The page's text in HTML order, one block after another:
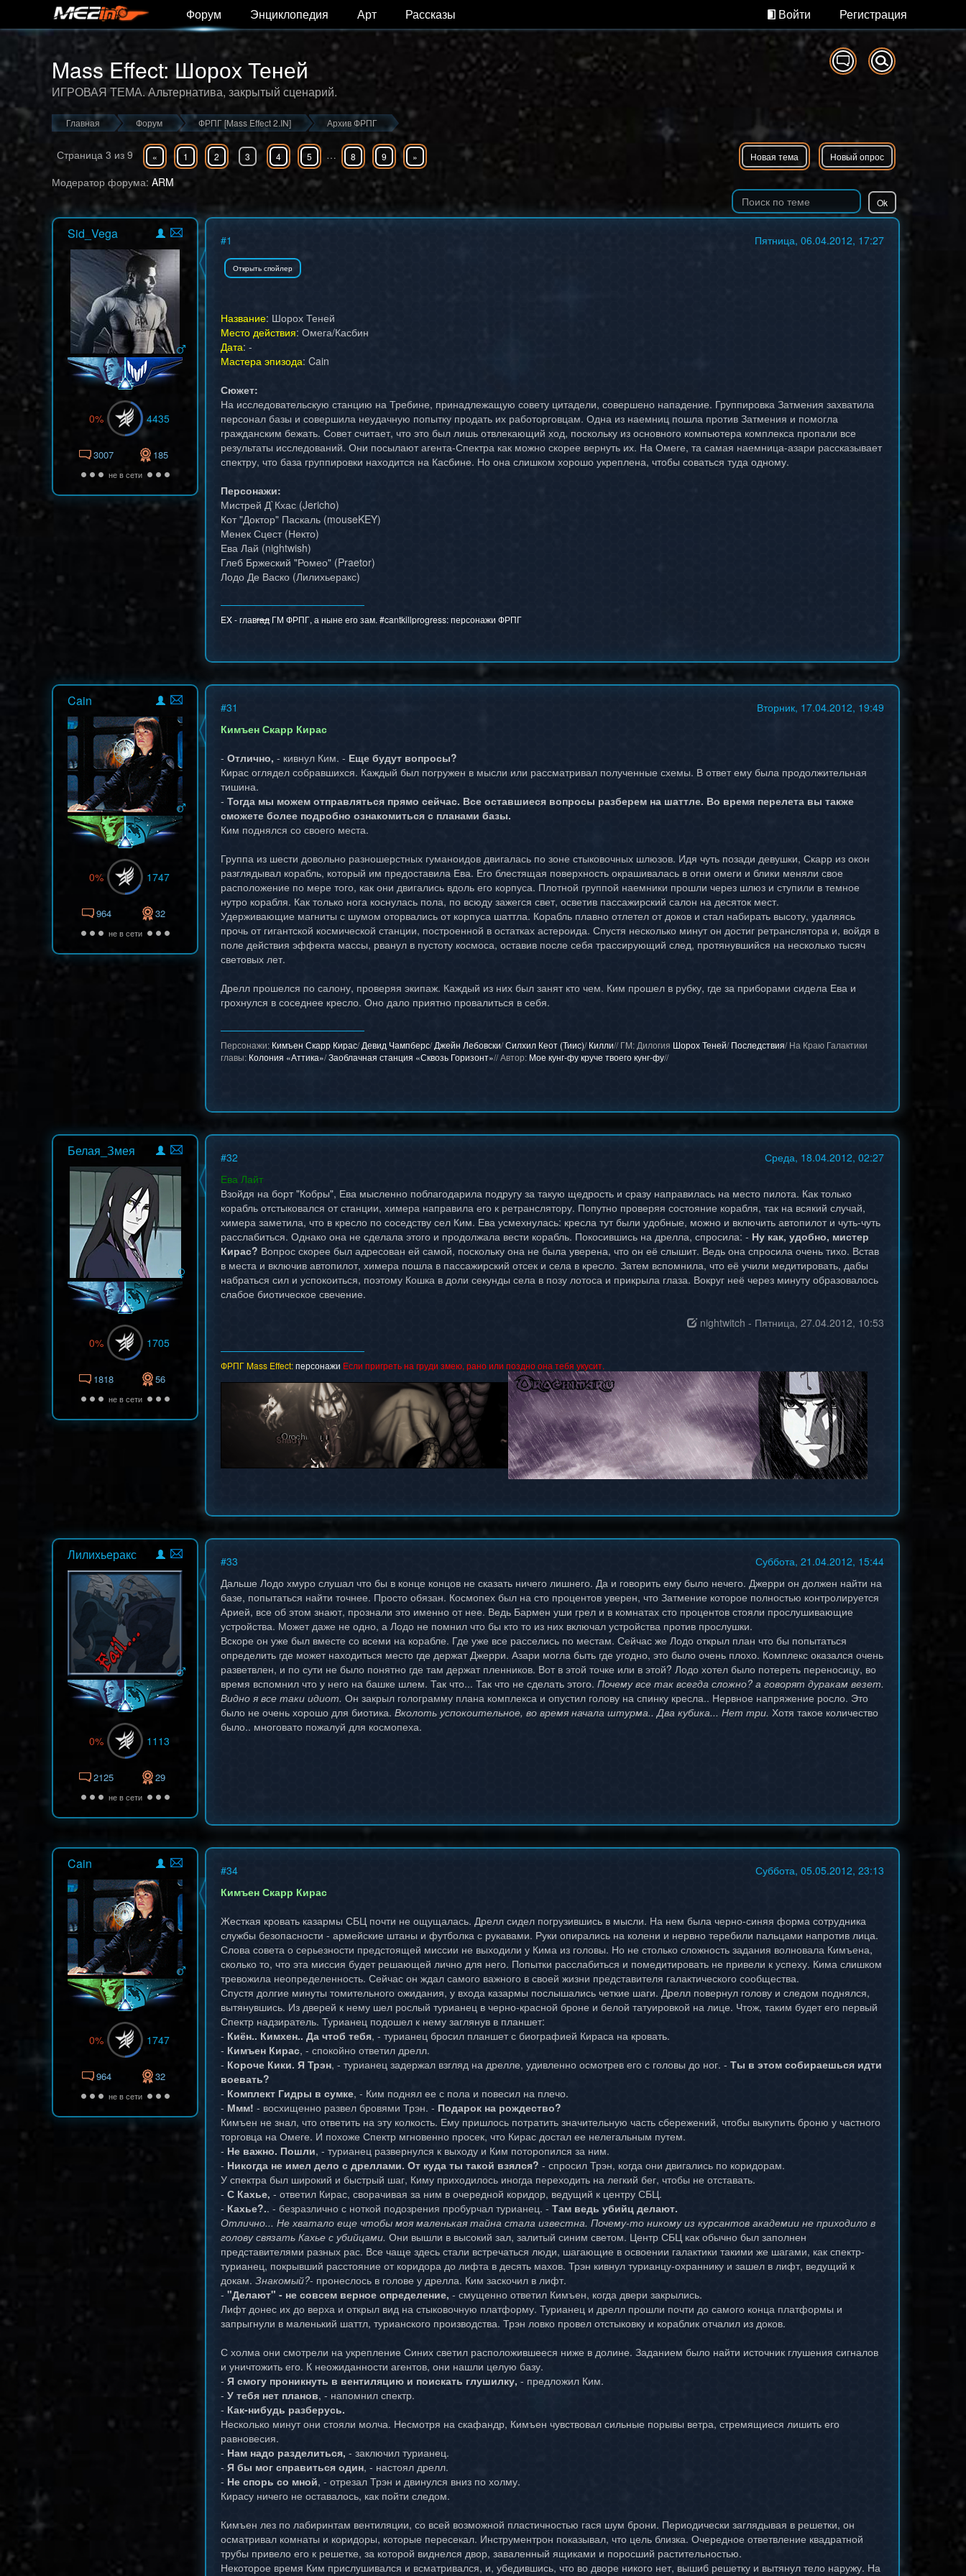
Форум Энциклопедия Арт Рассказы Войти Регистрация
Mass Effect: Шорох Теней
ИГРОВАЯ ТЕМА. Альтернатива, закрытый сценарий.
Главная Форум ФРПГ [Mass Effect 2.IN] Архив ФРПГ
Страница 3 из 9 « 1 2 3 4 5 … 8 9 » Новая тема Новый опрос
Модератор форума: ARM
Sid_Vega
0% 4435
3007 185
не в сети
#1 Пятница, 06.04.2012, 17:27
Название: Шорох Теней
Место действия: Омега/Касбин
Дата: -
Мастера эпизода: Cain
Сюжет:
На исследовательскую станцию на Требине, принадлежащую совету цитадели, совершено нападение. Группировка Затмения захватила
персонал базы и совершила неудачную попытку продать их работорговцам. Одна из наемниц пошла против Затмения и помогла
гражданским бежать. Совет считает, что это был лишь отвлекающий ход, поскольку из основного компьютера комплекса пропали все
результаты исследований. Они посылают агента-Спектра как можно скорее вернуть их. На Омеге, та самая наемница-азари рассказывает
спектру, что база группировки находится на Касбине. Но она слишком хорошо укреплена, чтобы соваться туда одному.
Персонажи:
Мистрей Д`Кхас (Jericho)
Кот "Доктор" Паскаль (mouseKEY)
Менек Сцест (Некто)
Ева Лай (nightwish)
Глеб Бржеский "Ромео" (Praetor)
Лодо Де Васко (Лилихьеракс)
EX - главгад ГМ ФРПГ, а ныне его зам. #cantkillprogress:персонажи ФРПГ
Cain
0% 1747
964 32
не в сети
#31
Вторник, 17.04.2012, 19:49
Кимъен Скарр Кирас
- Отлично, - кивнул Ким. - Еще будут вопросы?
Кирас оглядел собравшихся. Каждый был погружен в мысли или рассматривал полученные схемы. В ответ ему была продолжительная
тишина.
- Тогда мы можем отправляться прямо сейчас. Все оставшиеся вопросы разберем на шаттле. Во время перелета вы также
сможете более подробно ознакомиться с планами базы.
Ким поднялся со своего места.
Группа из шести довольно разношерстных гуманоидов двигалась по зоне стыковочных шлюзов. Идя чуть позади девушки, Скарр из окон
разглядывал корабль, который им предоставила Ева. Его блестящая поверхность окрашивалась в огни омеги и блики меняли свое
расположение по мере того, как они двигались вдоль его корпуса. Плотной группой наемники прошли через шлюз и ступили в темное
нутро корабля. Как только нога коснулась пола, по всюду зажегся свет, осветив пассажирский салон на десяток мест.
Удерживающие магниты с шумом оторвались от корпуса шаттла. Корабль плавно отлетел от доков и стал набирать высоту, удаляясь
прочь от гигантской космической станции, построенной в остатках астероида. Спустя несколько минут он достиг ретранслятора и, войдя в
поле действия эффекта массы, рванул в пустоту космоса, оставив после себя трассирующий след, протянувшийся на несколько тысяч
световых лет.
Дрелл прошелся по салону, проверяя экипаж. Каждый из них был занят кто чем. Ким прошел в рубку, где за приборами сидела Ева и
грохнулся в соседнее кресло. Оно дало приятно провалиться в себя.
Персонажи: Кимъен Скарр Кирас/Девид Чампберс/Джейн Лебовски/Силхил Кеот (Тиис)/Килли// ГM: Дилогия Шорох Теней/Последствия/ На Краю Галактики
главы: Колония «Аттика»/Заоблачная станция «Сквозь Горизонт»// Автор: Мое кунг-фу круче твоего кунг-фу//
Белая_Змея
0% 1705
1818 56
не в сети
#32
Среда, 18.04.2012, 02:27
Ева Лайт
Взойдя на борт "Кобры", Ева мысленно поблагодарила подругу за такую щедрость и сразу направилась на место пилота. Как только
корабль отстыковался от станции, химера направила его к ретранслятору. Попутно проверяя состояние корабля, так на всякий случай,
химера заметила, что в кресло по соседству сел Ким. Ева усмехнулась: кресла тут были удобные, можно и включить автопилот и чуть-чуть
расслабиться. Однако она не сделала этого и продолжала вести корабль. Покосившись на дрелла, спросила: - Ну как, удобно, мистер
Кирас? Вопрос скорее был адресован ей самой, поскольку она не была уверена, что он её слышит. Ведь она спросила очень тихо. Встав
в места и включив автопилот, химера пошла в пассажирский отсек и села в кресло. Затем вспомнила, что её учили медитировать, дабы
набраться сил и успокоиться, поэтому Кошка в доли секунды села в позу лотоса и прикрыла глаза. Вокруг неё через минуту образовалось
слабое биотическое свечение.
nightwitch - Пятница, 27.04.2012, 10:53
ФРПГ Mass Effect:персонажи Если пригреть на груди змею, рано или поздно она тебя укусит.
Лилихьеракс
0% 1113
2125 29
не в сети
#33
Суббота, 21.04.2012, 15:44
Дальше Лодо хмуро слушал что бы в конце концов не сказать ничего лишнего. Да и говорить ему было нечего. Джерри он должен найти на
базе, попытаться найти точнее. Просто обязан. Космопех был на сто процентов уверен, что Затмение которое полностью контролируется
Арией, все об этом знают, прознали это именно от нее. Ведь Бармен уши грел и в комнатах сто процентов стояли прослушивающие
устройства. Может даже не одно, а Лодо не помнил что бы кто то из них включал устройства против прослушки.
Вскоре он уже был вместе со всеми на корабле. Где уже все расселись по местам. Сейчас же Лодо открыл план что бы попытаться
определить где может находиться место где держат Джерри. Азари могла быть где угодно, это было очень плохо. Комплекс оказался очень
разветвлен, и по сути не было понятно где там держат пленников. Вот в этой точке или в этой? Лодо хотел было потереть переносицу, во
время вспомнил что у него на башке шлем. Так что... Так что не сделать этого. Почему все так всегда сложно? а говорят дуракам везет.
Видно я все таки идиот. Он закрыл голограмму плана комплекса и опустил голову на спинку кресла.. Нервное напряжение росло. Это
было не очень хорошо для биотика. Вколоть успокоительное, во время начала штурма.. Два кубика... Нет три. Хотя такое количество
было.. многовато пожалуй для космопеха.
Cain
0% 1747
964 32
не в сети
#34
Суббота, 05.05.2012, 23:13
Кимъен Скарр Кирас
Жесткая кровать казармы СБЦ почти не ощущалась. Дрелл сидел погрузившись в мысли. На нем была черно-синяя форма сотрудника
службы безопасности - армейские штаны и футболка с рукавами. Руки опирались на колени и нервно теребили пальцами напротив лица.
Слова совета о серьезности предстоящей миссии не выходили у Кима из головы. Но не столько сложность задания волновала Кимъена,
сколько то, что эта миссия будет решающей лично для него. Попытки расслабиться и помедитировать не привели к успеху. Кима слишком
тревожила неопределенность. Сейчас он ждал самого важного в своей жизни представителя галактического сообщества.
Спустя долгие минуты томительного ожидания, у входа казармы послышались четкие шаги. Дрелл повернул голову и следом поднялся,
вытянувшись. Из дверей к нему шел рослый турианец в черно-красной броне и белой татуировкой на лице. Чтож, таким будет его первый
Спектр надзиратель. Турианец подошел к нему заглянув в планшет:
- Киён.. Кимхен.. Да чтоб тебя, - турианец бросил планшет с биографией Кираса на кровать.
- Кимъен Кирас, - спокойно ответил дрелл.
- Короче Кики. Я Трэн, - турианец задержал взгляд на дрелле, удивленно осмотрев его с головы до ног. - Ты в этом собираешься идти
воевать?
- Комплект Гидры в сумке, - Ким поднял ее с пола и повесил на плечо.
- Ммм! - восхищенно развел бровями Трэн. - Подарок на рождество?
Кимъен не знал, что ответить на эту колкость. Ему пришлось потратить значительную часть сбережений, чтобы выкупить броню у частного
торговца на Омеге. И похоже Спектр мгновенно просек, что Кирас достал ее нелегальным путем.
- Не важно. Пошли, - турианец развернулся к выходу и Ким поторопился за ним.
- Никогда не имел дело с дреллами. От куда ты такой взялся? - спросил Трэн, когда они двигались по коридорам.
У спектра был широкий и быстрый шаг, Киму приходилось иногда переходить на легкий бег, чтобы не отставать.
- С Кахье, - ответил Кирас, сворачивая за ним в очередной коридор, ведущий к центру СБЦ.
- Кахье?.. - безразлично с ноткой подозрения пробурчал турианец. - Там ведь убийц делают.
Отлично... Не хватало еще чтобы моя маленькая тайна стала известна. Почему-то никому из курсантов академии не приходило в
голову связать Кахье с убийцами. Они вышли в высокий зал, залитый синим светом. Центр СБЦ как обычно был заполнен
представителями разных рас. Все чаще здесь стали встречаться люди, шагающие в освоении галактики такими же шагами, как спектр-
турианец, покрывший расстояние от коридора до лифта в десять махов. Трэн кивнул турианцу-охраннику и зашел в лифт, ведущий к
докам. Знакомый?- пронеслось в голове у дрелла. Ким заскочил в лифт.
- "Делают" - не совсем верное определение, - смущенно ответил Кимъен, когда двери закрылись.
Лифт донес их до верха и открыл вид на стыковочную платформу. Турианец и дрелл прошли почти до самого конца платформы и
запрыгнули в маленький шаттл, турианского производства. Трэн ловко провел отстыковку и кораблик отчалил из доков.
С холма они смотрели на укрепление Синих светил расположившееся ниже в долине. Заданием было найти источник глушения сигналов
и уничтожить его. К неожиданности агентов, они нашли целую базу.
- Я смогу проникнуть в вентиляцию и поискать глушилку, - предложил Ким.
- У тебя нет планов, - напомнил спектр.
- Как-нибудь разберусь.
Несколько минут они стояли молча. Несмотря на скафандр, Кимъен чувствовал сильные порывы ветра, стремящиеся лишить его
равновесия.
- Нам надо разделиться, - заключил турианец.
- Я бы мог справиться один, - настоял дрелл.
- Не спорь со мной, - отрезал Трэн и двинулся вниз по холму.
Кирасу ничего не оставалось, как пойти следом.
Кимъен лез по лабиринтам вентиляции, со всей возможной пластичностью гася шум брони. Периодически заглядывая в решетки, он
осматривал комнаты и коридоры, которые пересекал. Инструментрон показывал, что цель близка. Очередное ответвление квадратной
трубы привело его к решетке, за которой виднелся двор, заваленный ящиками и поросший растительностью.
Некоторое время Ким прислушивался и всматривался, и, убедившись, что во дворе никого нет, вышиб решетку и вытянул тело наружу. На